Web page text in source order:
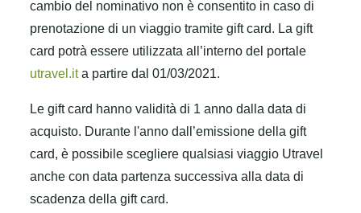
cambio del nominativo non è consentito in caso di
prenotazione di un viaggio tramite gift card. La gift
card potrà essere utilizzata all’interno del portale
utravel.ita partire dal 01/03/2021.
Le gift card hanno validità di 1 anno dalla data di
acquisto. Durante l'anno dall’emissione della gift
card, è possibile scegliere qualsiasi viaggio Utravel
anche con data partenza successiva alla data di
scadenza della gift card.